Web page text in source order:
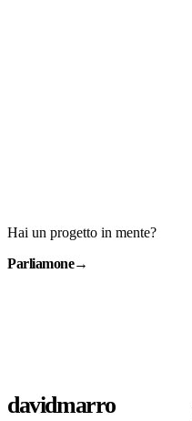
Hai un progetto in mente?
Parliamone→
davidmarro